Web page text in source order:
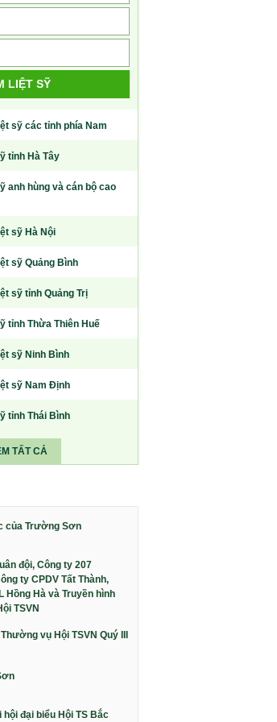
LIỆT SỸ
sỹ các tỉnh phía Nam
tỉnh Hà Tây
anh hùng và cán bộ cao
sỹ Hà Nội
sỹ Quảng Bình
sỹ tỉnh Quảng Trị
tỉnh Thừa Thiên Huế
sỹ Ninh Bình
sỹ Nam Định
tỉnh Thái Bình
TẤT CẢ
của Trường Sơn
đội, Công ty 207
ty CPDV Tất Thành,
Hồng Hà và Truyền hình
TSVN
vụ Hội TSVN Quý III
hội đại biểu Hội TS Bắc